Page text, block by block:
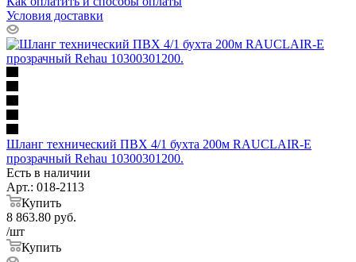
Условия доставки
Шланг технический ПВХ 4/1 бухта 200м RAUCLAIR-E
прозрачный Rehau 10300301200.
Есть в наличии
Арт.: 018-2113
Купить
8 863.80 руб.
/шт
Купить